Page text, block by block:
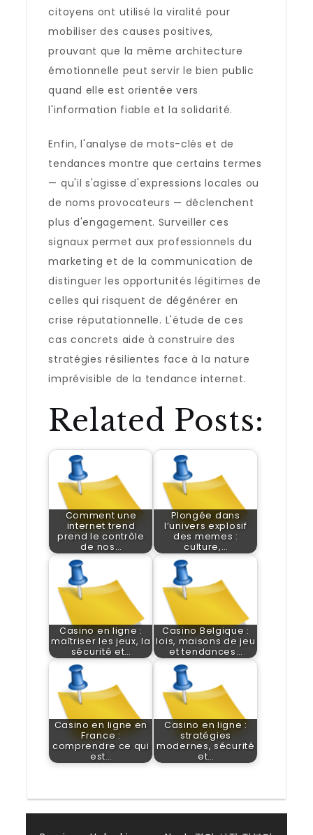
citoyens ont utilisé la viralité pour
mobiliser des causes positives,
prouvant que la même architecture
émotionnelle peut servir le bien public
quand elle est orientée vers
l'information fiable et la solidarité.
Enfin, l'analyse de mots-clés et de
tendances montre que certains termes
— qu'il s'agisse d'expressions locales ou
de noms provocateurs — déclenchent
plus d'engagement. Surveiller ces
signaux permet aux professionnels du
marketing et de la communication de
distinguer les opportunités légitimes de
celles qui risquent de dégénérer en
crise réputationnelle. L'étude de ces
cas concrets aide à construire des
stratégies résilientes face à la nature
imprévisible de la tendance internet.
Related Posts:
Comment une
internet trend
prend le contrôle
de nos…
Plongée dans
l’univers explosif
des memes :
culture,…
Casino en ligne :
maîtriser les jeux, la
sécurité et…
Casino Belgique :
lois, maisons de jeu
et tendances…
Casino en ligne en
France :
comprendre ce qui
est…
Casino en ligne :
stratégies
modernes, sécurité
et…